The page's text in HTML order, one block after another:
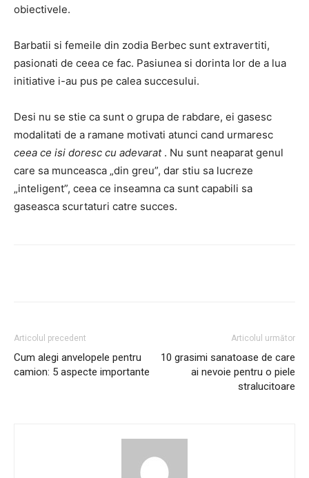
obiectivele.
Barbatii si femeile din zodia Berbec sunt extravertiti,
pasionati de ceea ce fac. Pasiunea si dorinta lor de a lua
initiative i-au pus pe calea succesului.
Desi nu se stie ca sunt o grupa de rabdare, ei gasesc
modalitati de a ramane motivati atunci cand urmaresc
ceea ce isi doresc cu adevarat. Nu sunt neaparat genul
care sa munceasca „din greu”, dar stiu sa lucreze
„inteligent”, ceea ce inseamna ca sunt capabili sa
gaseasca scurtaturi catre succes.
Articolul precedent
Cum alegi anvelopele pentru
camion: 5 aspecte importante
Articolul următor
10 grasimi sanatoase de care
ai nevoie pentru o piele
stralucitoare